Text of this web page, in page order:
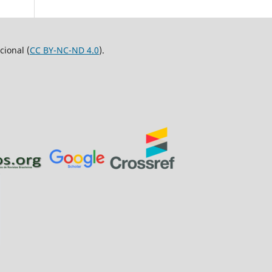
(CC BY-NC-ND 4.0).